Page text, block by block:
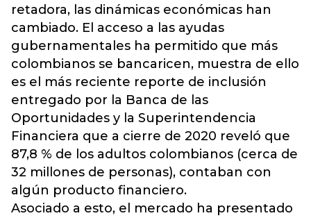
retadora, las dinámicas económicas han
cambiado. El acceso a las ayudas
gubernamentales ha permitido que más
colombianos se bancaricen, muestra de ello
es el más reciente reporte de inclusión
entregado por la Banca de las
Oportunidades y la Superintendencia
Financiera que a cierre de 2020 reveló que
87,8 % de los adultos colombianos (cerca de
32 millones de personas), contaban con
algún producto financiero.
Asociado a esto, el mercado ha presentado